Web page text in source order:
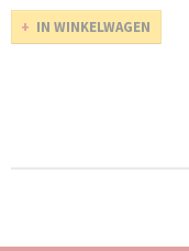
IN WINKELWAGEN